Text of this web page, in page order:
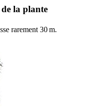
la plante
rarement 30 m.